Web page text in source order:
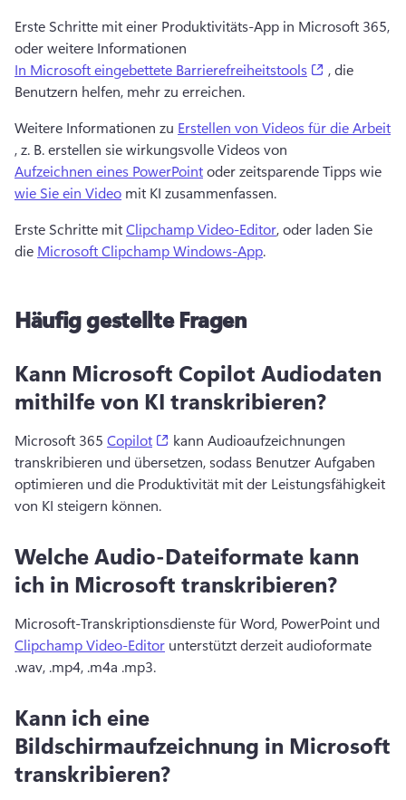
Erste Schritte mit einer Produktivitäts-App in Microsoft 365,
oder weitere Informationen
In Microsoft eingebettete Barrierefreiheitstools
(opens in a
, die
Benutzern helfen, mehr zu erreichen.
Weitere Informationen zu Erstellen von Videos für die Arbeit
, z. B. erstellen sie wirkungsvolle Videos von
Aufzeichnen eines PowerPoint oder zeitsparende Tipps wie
wie Sie ein Video mit KI zusammenfassen.
Erste Schritte mit Clipchamp Video-Editor, oder laden Sie
die Microsoft Clipchamp Windows-App.
Häufig gestellte Fragen
Kann Microsoft Copilot Audiodaten
mithilfe von KI transkribieren?
Microsoft 365 Copilot (opens in a new tab)
kann Audioaufzeichnungen
transkribieren und übersetzen, sodass Benutzer Aufgaben
optimieren und die Produktivität mit der Leistungsfähigkeit
von KI steigern können.
Welche Audio-Dateiformate kann
ich in Microsoft transkribieren?
Microsoft-Transkriptionsdienste für Word, PowerPoint und
Clipchamp Video-Editor unterstützt derzeit audioformate
.wav, .mp4, .m4a .mp3.
Kann ich eine
Bildschirmaufzeichnung in Microsoft
transkribieren?